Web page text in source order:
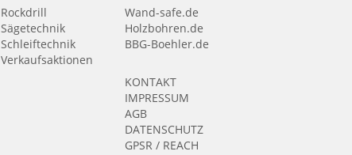
Rockdrill
Sägetechnik
Schleiftechnik
Verkaufsaktionen
Wand-safe.de
Holzbohren.de
BBG-Boehler.de
KONTAKT
IMPRESSUM
AGB
DATENSCHUTZ
GPSR / REACH